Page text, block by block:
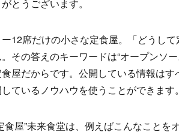
とうございます。
12席だけの小さな定食屋。「どうし
その答えのキーワードは“オープンソ
屋だからです。公開している情報は
ているノウハウを使うことができます。
屋”未来食堂は、例えばこんなことを